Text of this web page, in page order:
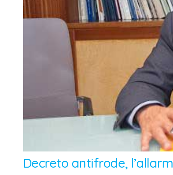
Decreto antifrode,